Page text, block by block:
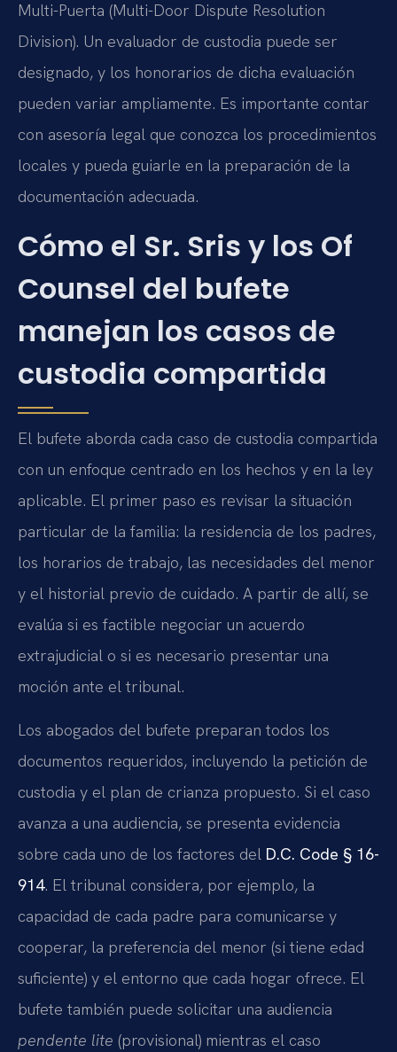
Multi-Puerta (Multi-Door Dispute Resolution
Division). Un evaluador de custodia puede ser
designado, y los honorarios de dicha evaluación
pueden variar ampliamente. Es importante contar
con asesoría legal que conozca los procedimientos
locales y pueda guiarle en la preparación de la
documentación adecuada.
Cómo el Sr. Sris y los Of
Counsel del bufete
manejan los casos de
custodia compartida
El bufete aborda cada caso de custodia compartida
con un enfoque centrado en los hechos y en la ley
aplicable. El primer paso es revisar la situación
particular de la familia: la residencia de los padres,
los horarios de trabajo, las necesidades del menor
y el historial previo de cuidado. A partir de allí, se
evalúa si es factible negociar un acuerdo
extrajudicial o si es necesario presentar una
moción ante el tribunal.
Los abogados del bufete preparan todos los
documentos requeridos, incluyendo la petición de
custodia y el plan de crianza propuesto. Si el caso
avanza a una audiencia, se presenta evidencia
sobre cada uno de los factores del D.C. Code § 16-
914. El tribunal considera, por ejemplo, la
capacidad de cada padre para comunicarse y
cooperar, la preferencia del menor (si tiene edad
suficiente) y el entorno que cada hogar ofrece. El
bufete también puede solicitar una audiencia
pendente lite (provisional) mientras el caso